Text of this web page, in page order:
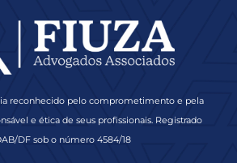
reconhecido pelo comprometimento e pela
e ética de seus profissionais. Registrado
DF sob o número 4584/18